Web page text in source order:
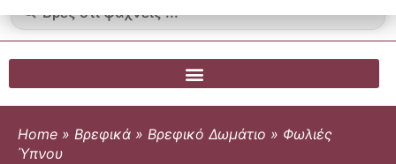
...
Home » Βρεφικά » Βρεφικό Δωμάτιο » Φωλιές
Ύπνου